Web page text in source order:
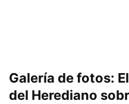
Galería de fotos:
del Herediano